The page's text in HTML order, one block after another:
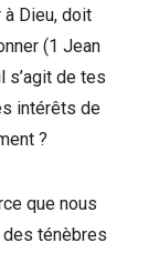
à Dieu, doit
(1 Jean
s’agit de tes
intérêts de
?
que nous
des ténèbres